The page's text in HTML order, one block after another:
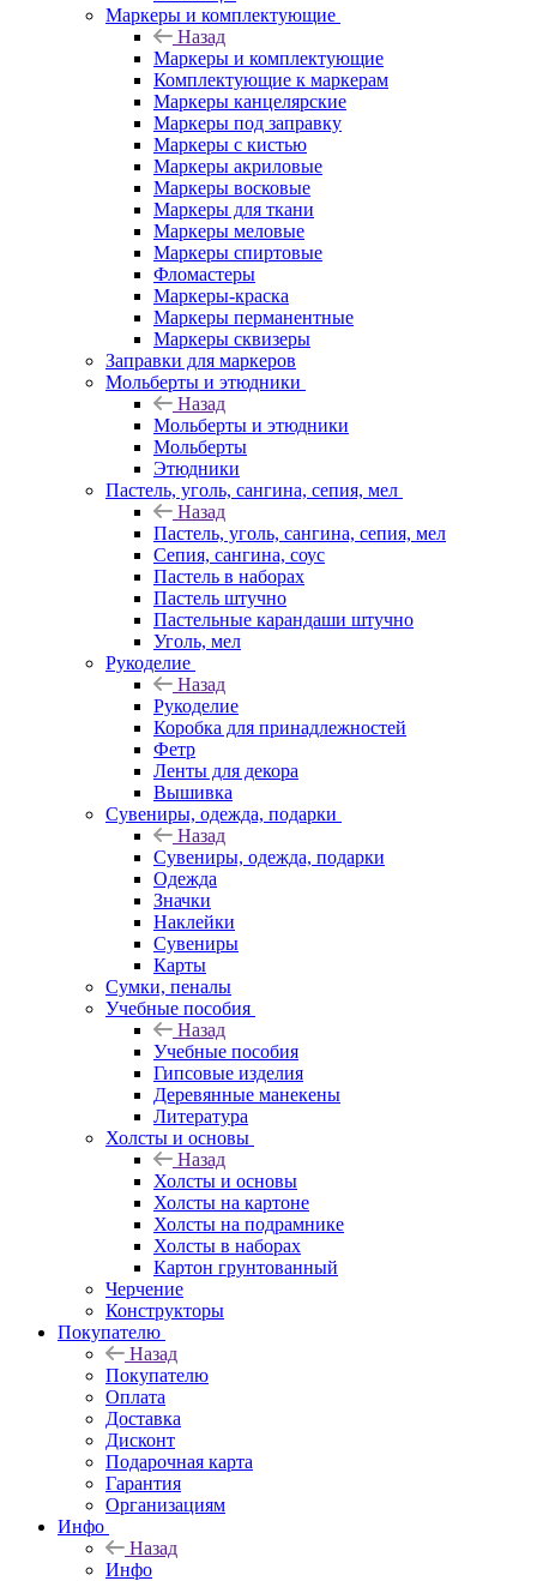
Маркеры и комплектующие
Назад
Маркеры и комплектующие
Комплектующие к маркерам
Маркеры канцелярские
Маркеры под заправку
Маркеры с кистью
Маркеры акриловые
Маркеры восковые
Маркеры для ткани
Маркеры меловые
Маркеры спиртовые
Фломастеры
Маркеры-краска
Маркеры перманентные
Маркеры сквизеры
Заправки для маркеров
Мольберты и этюдники
Назад
Мольберты и этюдники
Мольберты
Этюдники
Пастель, уголь, сангина, сепия, мел
Назад
Пастель, уголь, сангина, сепия, мел
Сепия, сангина, соус
Пастель в наборах
Пастель штучно
Пастельные карандаши штучно
Уголь, мел
Рукоделие
Назад
Рукоделие
Коробка для принадлежностей
Фетр
Ленты для декора
Вышивка
Сувениры, одежда, подарки
Назад
Сувениры, одежда, подарки
Одежда
Значки
Наклейки
Сувениры
Карты
Сумки, пеналы
Учебные пособия
Назад
Учебные пособия
Гипсовые изделия
Деревянные манекены
Литература
Холсты и основы
Назад
Холсты и основы
Холсты на картоне
Холсты на подрамнике
Холсты в наборах
Картон грунтованный
Черчение
Конструкторы
Покупателю
Назад
Покупателю
Оплата
Доставка
Дисконт
Подарочная карта
Гарантия
Организациям
Инфо
Назад
Инфо